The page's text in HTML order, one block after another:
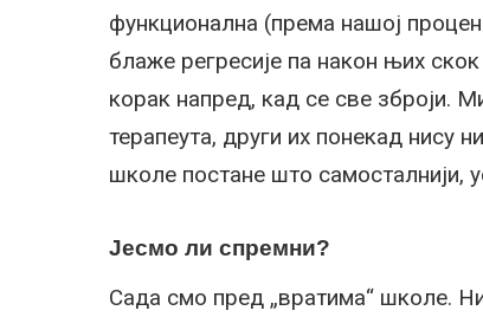
функционална (према нашој
блаже регресије па након њих
корак напред, кад се све зброји.
терапеута, други их понекад нису
школе постане што самосталнији,
Јесмо ли спремни?
Сада смо пред „вратима“ школе.